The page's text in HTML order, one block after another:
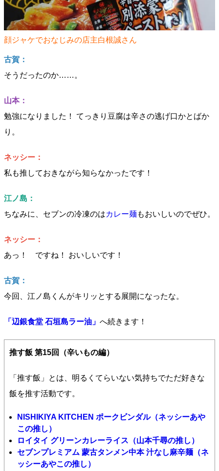
顔ジャケでおなじみの店主白根誠さん
古賀：
そうだったのか……。
山本：
勉強になりました！ てっきり豆腐は辛さの逃げ口かとばか
り。
ネッシー：
私も推しておきながら知らなかったです！
江ノ島：
ちなみに、セブンの冷凍のはカレー麺 もおいしいのでぜひ。
ネッシー：
あっ！ ですね！ おいしいです！
古賀：
今回、江ノ島くんがキリッとする展開になったな。
「辺銀食堂 石垣島ラー油」 へ続きます！
推す飯 第15回（辛いもの編）
「推す飯」とは、明るくてらいない気持ちでただ好きな
飯を推す活動です。
NISHIKIYA KITCHEN ポークビンダル（ネッシーあや
この推し）
ロイタイ グリーンカレーライス（山本千尋の推し）
セブンプレミアム 蒙古タンメン中本 汁なし麻辛麺（ネ
ッシーあやこの推し）